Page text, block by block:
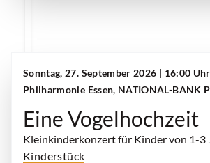
Sonntag, 27. September 2026 | 16:00 Uhr
Philharmonie Essen, NATIONAL-BANK
Eine Vogelhochzeit
Kleinkinderkonzert für Kinder von 1-3
Kinderstück